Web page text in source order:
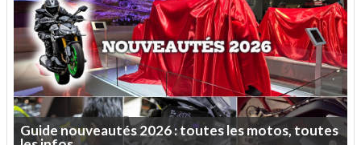
Guidenouveautés2026:touteslesmotos,toutes